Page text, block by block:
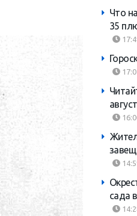
Что
35
сада